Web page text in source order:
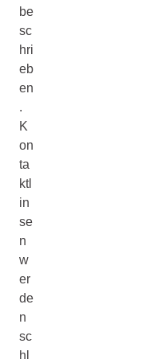
be
sc
hri
eb
en
.
K
on
ta
ktl
in
se
n
w
er
de
n
sc
hl